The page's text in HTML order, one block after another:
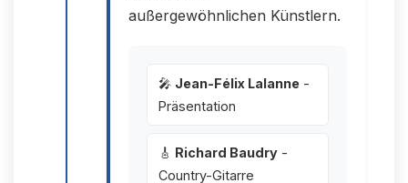
außergewöhnlichen Künstlern.
🎤 Jean-Félix Lalanne -
Präsentation
🎸 Richard Baudry -
Country-Gitarre